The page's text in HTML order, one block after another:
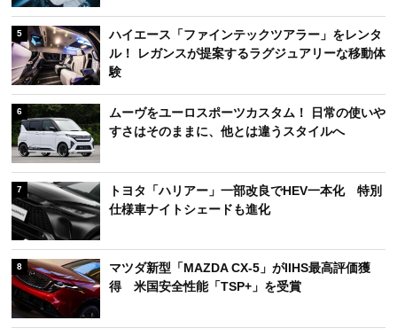
5
ハイエース「ファインテックツアラー」をレンタ
ル！ レガンスが提案するラグジュアリーな移動体
験
6
ムーヴをユーロスポーツカスタム！ 日常の使いや
すさはそのままに、他とは違うスタイルへ
7
トヨタ「ハリアー」一部改良でHEV一本化 特別
仕様車ナイトシェードも進化
8
マツダ新型「MAZDA CX-5」がIIHS最高評価獲
得 米国安全性能「TSP+」を受賞